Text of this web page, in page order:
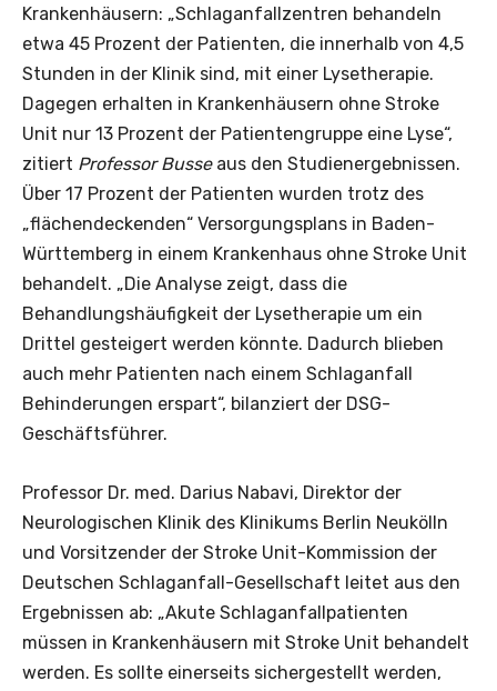
Krankenhäusern: „Schlaganfallzentren behandeln
etwa 45 Prozent der Patienten, die innerhalb von 4,5
Stunden in der Klinik sind, mit einer Lysetherapie.
Dagegen erhalten in Krankenhäusern ohne Stroke
Unit nur 13 Prozent der Patientengruppe eine Lyse“,
zitiert Professor Busseaus den Studienergebnissen.
Über 17 Prozent der Patienten wurden trotz des
„flächendeckenden“ Versorgungsplans in Baden-
Württemberg in einem Krankenhaus ohne Stroke Unit
behandelt. „Die Analyse zeigt, dass die
Behandlungshäufigkeit der Lysetherapie um ein
Drittel gesteigert werden könnte. Dadurch blieben
auch mehr Patienten nach einem Schlaganfall
Behinderungen erspart“, bilanziert der DSG-
Geschäftsführer.
Professor Dr. med. Darius Nabavi, Direktor der
Neurologischen Klinik des Klinikums Berlin Neukölln
und Vorsitzender der Stroke Unit-Kommission der
Deutschen Schlaganfall-Gesellschaft leitet aus den
Ergebnissen ab: „Akute Schlaganfallpatienten
müssen in Krankenhäusern mit Stroke Unit behandelt
werden. Es sollte einerseits sichergestellt werden,